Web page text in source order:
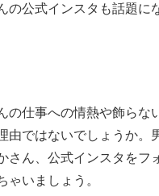
の公式インスタも話題に
の仕事への情熱や飾らな
由ではないでしょうか。
さん、公式インスタをフ
ゃいましょう。